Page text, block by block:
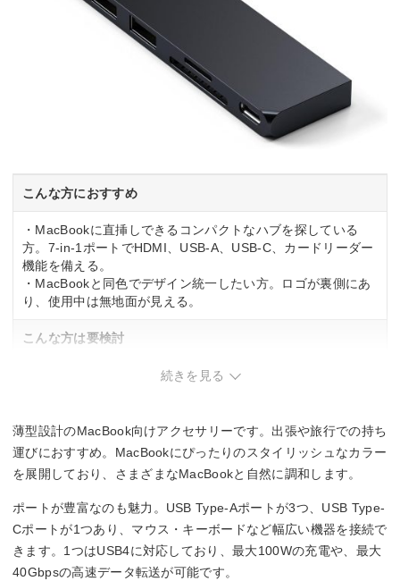
こんな方におすすめ
・MacBookに直挿しできるコンパクトなハブを探している
方。7-in-1ポートでHDMI、USB-A、USB-C、カードリーダー
機能を備える。
・MacBookと同色でデザイン統一したい方。ロゴが裏側にあ
り、使用中は無地面が見える。
こんな方は要検討
・USB-Aポートの差し込みが固めなため、頻繁に着脱する用
続きを見る
薄型設計のMacBook向けアクセサリーです。出張や旅行での持ち
運びにおすすめ。MacBookにぴったりのスタイリッシュなカラー
を展開しており、さまざまなMacBookと自然に調和します。
ポートが豊富なのも魅力。USB Type-Aポートが3つ、USB Type-
Cポートが1つあり、マウス・キーボードなど幅広い機器を接続で
きます。1つはUSB4に対応しており、最大100Wの充電や、最大
40Gbpsの高速データ転送が可能です。